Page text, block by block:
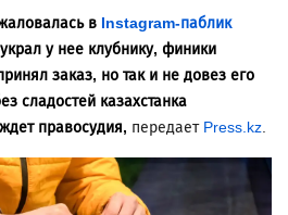
в Instagram-паблик
у нее клубнику, финики
заказ, но так и не довез его
сладостей казахстанка
правосудия, передает Press.kz.